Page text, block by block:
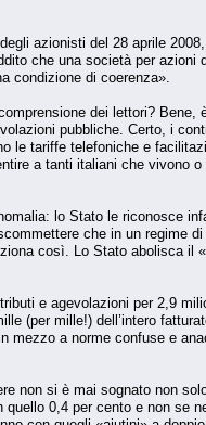
azionisti del 28 aprile
che una società per azioni
condizione di coerenza».
dei lettori? Bene,
pubbliche. Certo, i
le tariffe telefoniche e
a tanti italiani che vivono
lo Stato le riconosce
che in un regime
così. Lo Stato abolisca il
e agevolazioni per 2,9
(per mille!) dell’intero
a norme confuse e
non si è mai sognato non
0,4 per cento e non se